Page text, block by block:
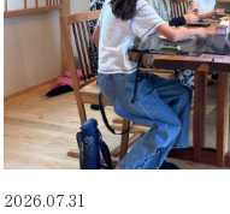
2026.07.31